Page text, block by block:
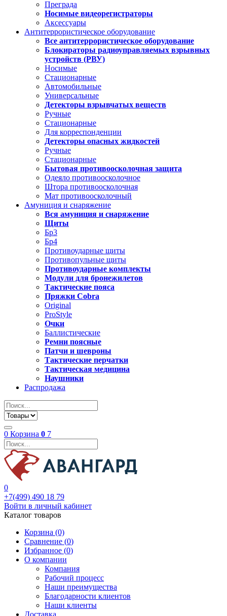
Преграда
Носимые видеорегистраторы
Аксессуары
Антитеррористическое оборудование
Все антитеррористическое оборудование
Блокираторы радиоуправляемых взрывных
устройств (РВУ)
Носимые
Стационарные
Автомобильные
Универсальные
Детекторы взрывчатых веществ
Ручные
Стационарные
Для корреспонденции
Детекторы опасных жидкостей
Ручные
Стационарные
Бытовая противоосколочная защита
Одеяло противоосколочное
Штора противоосколочная
Мат противоосколочный
Амуниция и снаряжение
Вся амуниция и снаряжение
Щиты
Бр3
Бр4
Противоударные щиты
Противопульные щиты
Противоударные комплекты
Модули для бронежилетов
Тактические пояса
Пряжки Cobra
Original
ProStyle
Очки
Баллистические
Ремни поясные
Патчи и шевроны
Тактические перчатки
Тактическая медицина
Наушники
Распродажа
0 Корзина 0 7
0
+7(499) 490 18 79
Войти в личный кабинет
Каталог товаров
Корзина (0)
Сравнение (0)
Избранное (0)
О компании
Компания
Рабочий процесс
Наши преимущества
Благодарности клиентов
Наши клиенты
Доставка